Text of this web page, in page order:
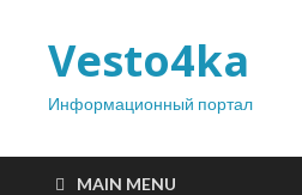
Vesto4ka
Информационный портал
MAIN MENU